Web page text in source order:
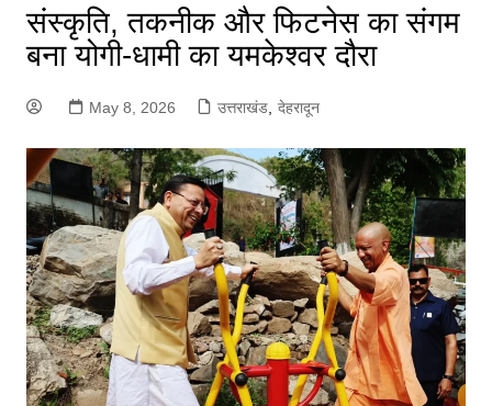
संस्कृति, तकनीक और फिटनेस का संगम
बना योगी-धामी का यमकेश्वर दौरा
May 8, 2026 उत्तराखंड, देहरादून